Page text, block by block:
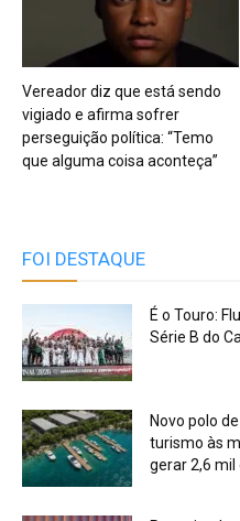
Vereador diz que está sendo
vigiado e afirma sofrer
perseguição política: “Temo
que alguma coisa aconteça”
FOI DESTAQUE
É o Touro:
Série B do
Novo polo
turismo às
gerar 2,6